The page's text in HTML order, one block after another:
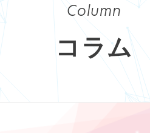
Column
コラム